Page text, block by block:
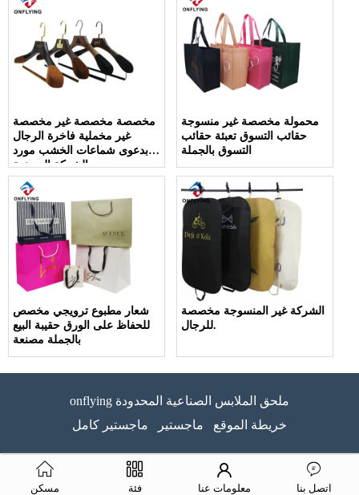
مخصصة مخصصة غير مخصصة
غير مخملية فاخرة الرجال
بدعوى شماعات الخشب مورد
الشركة المصنعة
محمولة مخصصة غير منسوجة
حقائب التسوق تعبئة حقائب
التسوق بالجملة
شعار مطبوع ترويجي مخصص
للحفاظ على الورق حقيبة البيع
بالجملة مصنعة
الشركة غير المنسوجة مخصصة
للرجال.
onflying ملحق الملابس الصناعية المحدودة
خريطة الموقع
ماجستير ماجستير كامل
مسكن فئة معلومات عنا اتصل بنا